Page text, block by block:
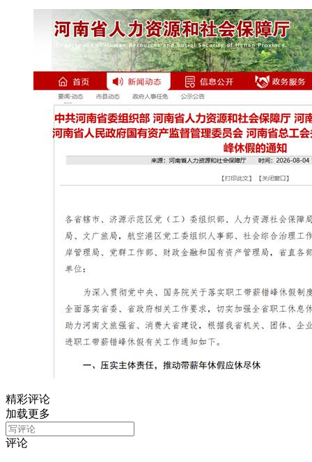
精彩评论
加载更多
评论